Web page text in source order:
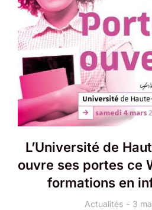
L’Université de
ouvre ses portes ce
formations en
Actualités 3